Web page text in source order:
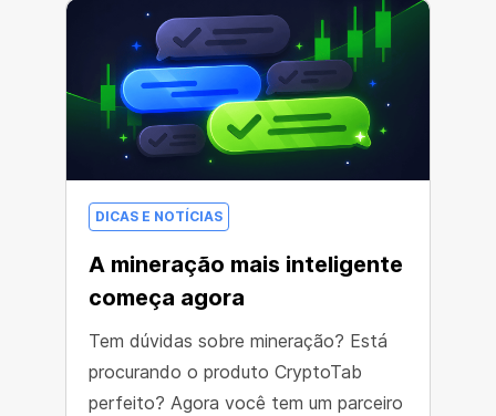
DICAS E NOTÍCIAS
A mineração mais inteligente
começa agora
Tem dúvidas sobre mineração? Está
procurando o produto CryptoTab
perfeito? Agora você tem um parceiro